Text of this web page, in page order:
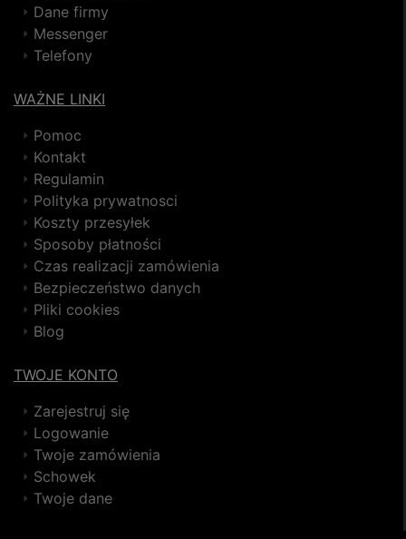
Dane firmy
Messenger
Telefony
WAŻNE LINKI
Pomoc
Kontakt
Regulamin
Polityka prywatnosci
Koszty przesyłek
Sposoby płatności
Czas realizacji zamówienia
Bezpieczeństwo danych
Pliki cookies
Blog
TWOJE KONTO
Zarejestruj się
Logowanie
Twoje zamówienia
Schowek
Twoje dane